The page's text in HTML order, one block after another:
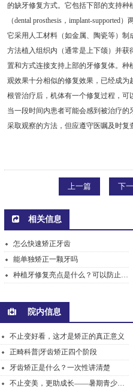
的缺牙修复方式。它包括下部的支持种
（dental prosthesis，implant-supported）
它采用人工材料（如金属、陶瓷等）
方法植入组织内（通常是上下颌）并
置和方式连接支持上部的牙修复体。
观效果十分相似的修复效果，已经成为
根管治疗后，机体有一个修复过程，
当一段时间内患者可能会感到被治疗
采取观察的方法，但应遵守医嘱及时复
上一篇 下
相关信息
怎么快速矫正牙齿
能单独矫正一颗牙吗
种植牙修复亮点是什么？可以防止邻牙移位_德恒口腔
院内信息
不止变好看，这才是矫正的真正意义
正畸科普|牙齿矫正四个阶段
牙齿矫正是什么？一次性讲清楚
不止变美，更助成长——暑期青少年正畸，解锁牙齿蜕变...